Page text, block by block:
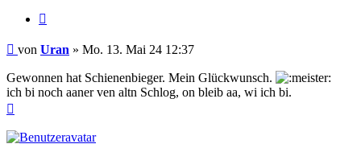
Beitrag
von Uran » Mo. 13. Mai 24 12:37
Gewonnen hat Schienenbieger. Mein Glückwunsch.
ich bi noch aaner ven altn Schlog, on bleib aa, wi ich bi.